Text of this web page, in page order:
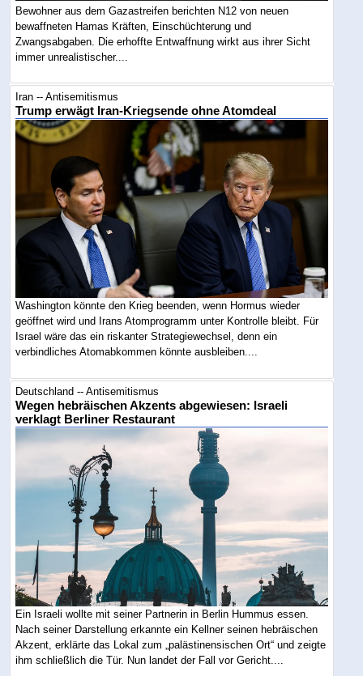
Bewohner aus dem Gazastreifen berichten N12 von neuen
bewaffneten Hamas Kräften, Einschüchterung und
Zwangsabgaben. Die erhoffte Entwaffnung wirkt aus ihrer Sicht
immer unrealistischer....
Iran -- Antisemitismus
Trump erwägt Iran-Kriegsende ohne Atomdeal
Washington könnte den Krieg beenden, wenn Hormus wieder
geöffnet wird und Irans Atomprogramm unter Kontrolle bleibt. Für
Israel wäre das ein riskanter Strategiewechsel, denn ein
verbindliches Atomabkommen könnte ausbleiben....
Deutschland -- Antisemitismus
Wegen hebräischen Akzents abgewiesen: Israeli
verklagt Berliner Restaurant
Ein Israeli wollte mit seiner Partnerin in Berlin Hummus essen.
Nach seiner Darstellung erkannte ein Kellner seinen hebräischen
Akzent, erklärte das Lokal zum „palästinensischen Ort“ und zeigte
ihm schließlich die Tür. Nun landet der Fall vor Gericht....